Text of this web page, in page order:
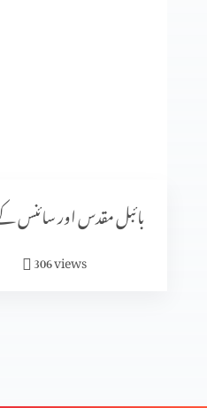
دہرت کی بنیاد اور اثرات؟
بائبل مقدس اور سائنس
306views